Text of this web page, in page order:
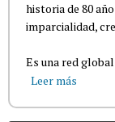
historia de 80
imparcialidad,
Es una red
Leer más